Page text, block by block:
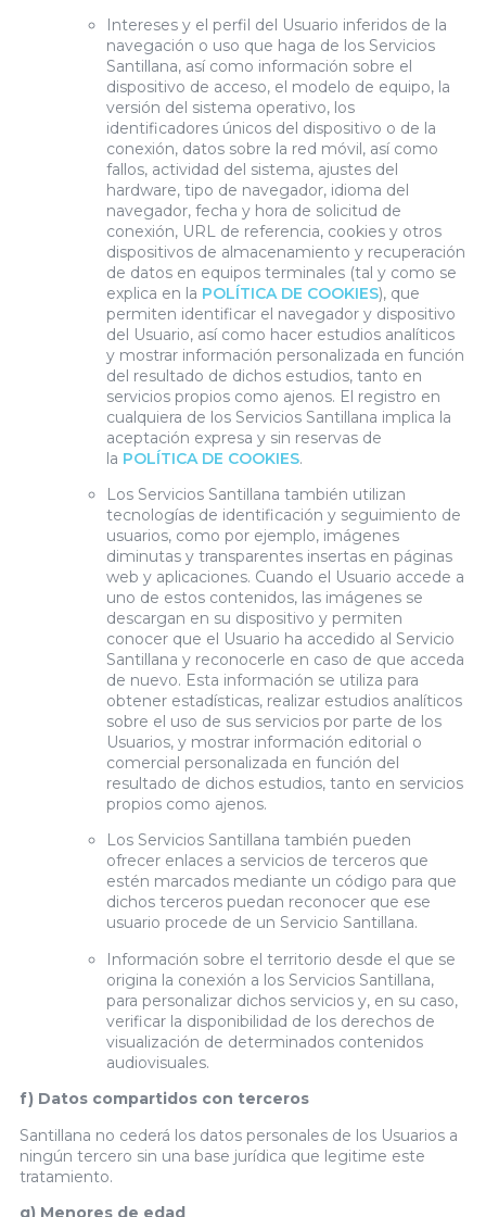
Intereses y el perfil del Usuario inferidos de la
navegación o uso que haga de los Servicios
Santillana, así como información sobre el
dispositivo de acceso, el modelo de equipo, la
versión del sistema operativo, los
identificadores únicos del dispositivo o de la
conexión, datos sobre la red móvil, así como
fallos, actividad del sistema, ajustes del
hardware, tipo de navegador, idioma del
navegador, fecha y hora de solicitud de
conexión, URL de referencia, cookies y otros
dispositivos de almacenamiento y recuperación
de datos en equipos terminales (tal y como se
explica en la POLÍTICA DE COOKIES), que
permiten identificar el navegador y dispositivo
del Usuario, así como hacer estudios analíticos
y mostrar información personalizada en función
del resultado de dichos estudios, tanto en
servicios propios como ajenos. El registro en
cualquiera de los Servicios Santillana implica la
aceptación expresa y sin reservas de
la POLÍTICA DE COOKIES.
Los Servicios Santillana también utilizan
tecnologías de identificación y seguimiento de
usuarios, como por ejemplo, imágenes
diminutas y transparentes insertas en páginas
web y aplicaciones. Cuando el Usuario accede a
uno de estos contenidos, las imágenes se
descargan en su dispositivo y permiten
conocer que el Usuario ha accedido al Servicio
Santillana y reconocerle en caso de que acceda
de nuevo. Esta información se utiliza para
obtener estadísticas, realizar estudios analíticos
sobre el uso de sus servicios por parte de los
Usuarios, y mostrar información editorial o
comercial personalizada en función del
resultado de dichos estudios, tanto en servicios
propios como ajenos.
Los Servicios Santillana también pueden
ofrecer enlaces a servicios de terceros que
estén marcados mediante un código para que
dichos terceros puedan reconocer que ese
usuario procede de un Servicio Santillana.
Información sobre el territorio desde el que se
origina la conexión a los Servicios Santillana,
para personalizar dichos servicios y, en su caso,
verificar la disponibilidad de los derechos de
visualización de determinados contenidos
audiovisuales.
f) Datos compartidos con terceros
Santillana no cederá los datos personales de los Usuarios a
ningún tercero sin una base jurídica que legitime este
tratamiento.
g) Menores de edad